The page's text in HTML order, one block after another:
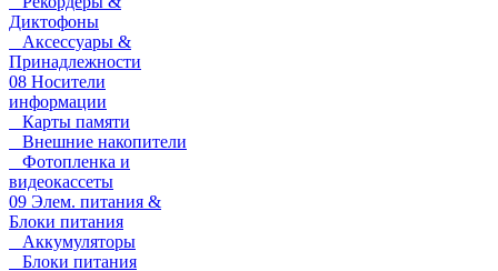
Диктофоны
Аксессуары &
Принадлежности
08 Носители
информации
Карты памяти
Внешние накопители
Фотопленка и
видеокассеты
09 Элем. питания &
Блоки питания
Аккумуляторы
Блоки питания